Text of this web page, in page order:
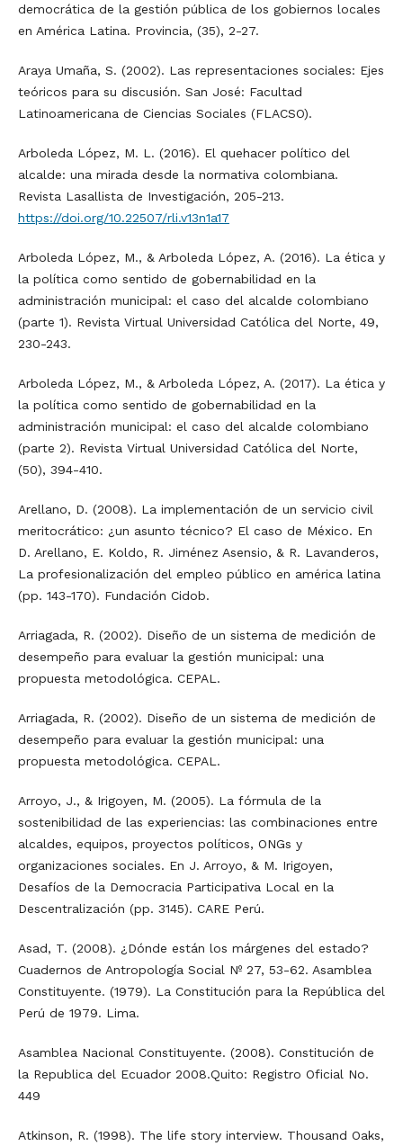
democrática de la gestión pública de los gobiernos locales
en América Latina. Provincia, (35), 2-27.
Araya Umaña, S. (2002). Las representaciones sociales: Ejes
teóricos para su discusión. San José: Facultad
Latinoamericana de Ciencias Sociales (FLACSO).
Arboleda López, M. L. (2016). El quehacer político del
alcalde: una mirada desde la normativa colombiana.
Revista Lasallista de Investigación, 205-213.
https://doi.org/10.22507/rli.v13n1a17
Arboleda López, M., & Arboleda López, A. (2016). La ética y
la política como sentido de gobernabilidad en la
administración municipal: el caso del alcalde colombiano
(parte 1). Revista Virtual Universidad Católica del Norte, 49,
230-243.
Arboleda López, M., & Arboleda López, A. (2017). La ética y
la política como sentido de gobernabilidad en la
administración municipal: el caso del alcalde colombiano
(parte 2). Revista Virtual Universidad Católica del Norte,
(50), 394-410.
Arellano, D. (2008). La implementación de un servicio civil
meritocrático: ¿un asunto técnico? El caso de México. En
D. Arellano, E. Koldo, R. Jiménez Asensio, & R. Lavanderos,
La profesionalización del empleo público en américa latina
(pp. 143-170). Fundación Cidob.
Arriagada, R. (2002). Diseño de un sistema de medición de
desempeño para evaluar la gestión municipal: una
propuesta metodológica. CEPAL.
Arriagada, R. (2002). Diseño de un sistema de medición de
desempeño para evaluar la gestión municipal: una
propuesta metodológica. CEPAL.
Arroyo, J., & Irigoyen, M. (2005). La fórmula de la
sostenibilidad de las experiencias: las combinaciones entre
alcaldes, equipos, proyectos políticos, ONGs y
organizaciones sociales. En J. Arroyo, & M. Irigoyen,
Desafíos de la Democracia Participativa Local en la
Descentralización (pp. 3145). CARE Perú.
Asad, T. (2008). ¿Dónde están los márgenes del estado?
Cuadernos de Antropología Social Nº 27, 53-62. Asamblea
Constituyente. (1979). La Constitución para la República del
Perú de 1979. Lima.
Asamblea Nacional Constituyente. (2008). Constitución de
la Republica del Ecuador 2008.Quito: Registro Oficial No.
449
Atkinson, R. (1998). The life story interview. Thousand Oaks,